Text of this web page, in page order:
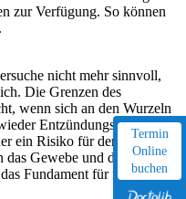
zur Verfügung. So können
nicht mehr sinnvoll,
Die Grenzen des
wenn sich an den Wurzeln
Entzündungsherde oder
ein Risiko für den gesamten
Gewebe und die
Fundament für fest
Termin
Online
buchen